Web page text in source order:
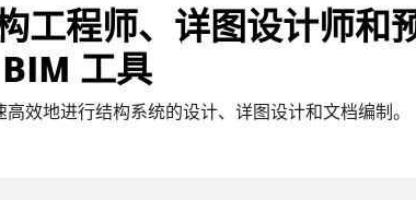
工程师、详图设计师和
工具
效地进行结构系统的设计、详图设计和文档编制。